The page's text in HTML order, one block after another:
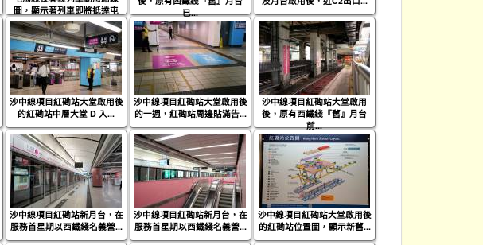
圖，顯示著列車即將抵達屯
馬...
已...
沙中線項目紅磡站大堂啟用後
的紅磡站中層大堂 D 入...
沙中線項目紅磡站大堂啟用後
的一週，紅磡站周邊貼滿告...
沙中線項目紅磡站大堂啟用
後，原有西鐵綫『舊』月台
前...
沙中線項目紅磡站新月台，在
服務首星期以西鐵綫名義營...
沙中線項目紅磡站新月台，在
服務首星期以西鐵綫名義營...
沙中線項目紅磡站大堂啟用後
的紅磡站位置圖，顯示新舊...